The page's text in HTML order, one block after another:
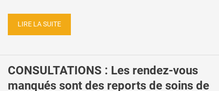
LIRE LA SUITE
CONSULTATIONS : Les rendez-vous
manqués sont des reports de soins de